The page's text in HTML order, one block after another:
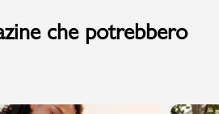
che potrebbero